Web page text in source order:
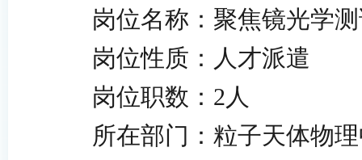
岗位名称： 聚焦镜光学
岗位性质：人才派遣
岗位职数： 2 人
所在部门：粒子天体物